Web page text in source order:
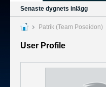
Senaste dygnets inlägg
Patrik (Team Poseidon)
User Profile